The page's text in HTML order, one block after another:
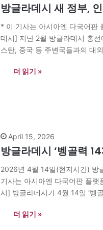
방글라데시 새 정부,
* 이 기사는 아시아엔 다국어판
데시] 지난 2월 방글라데시 총
스탄, 중국 등 주변국들과의 대
더 읽기 »
April 15, 2026
방글라데시 ‘벵골력
2026년 4월 14일(현지시간) 방
기사는 아시아엔 다국어판 플
시] 방글라데시가 4월 14일 ‘벵
더 읽기 »